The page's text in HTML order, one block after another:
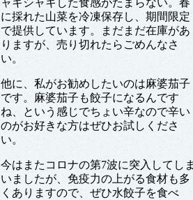
ャキシャキした食感がたまらない。春
に採れた山菜を冷凍保存し、期間限定
で提供しています。まだまだ在庫があ
りますが、売り切れたらごめんなさ
い。
他に、私がお勧めしたいのは麻婆茄子
です。麻婆茄子も餃子になるんです
ね、という感じでちょい辛なので辛い
のがお好きな方はぜひお試しくださ
い。
今はまたコロナの第7波に突入してし
いましたが、免疫力の上がる食材も多
くありますので、ぜひ水餃子を食べ